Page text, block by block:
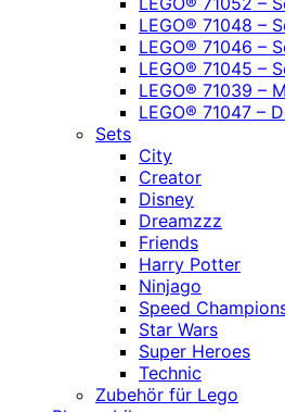
LEGO® 71048 –
LEGO® 71046 –
LEGO® 71045 –
LEGO® 71039 –
LEGO® 71047 –
Sets
City
Creator
Disney
Dreamzzz
Friends
Harry Potter
Ninjago
Speed
Star Wars
Super Heroes
Technic
Zubehör für Lego